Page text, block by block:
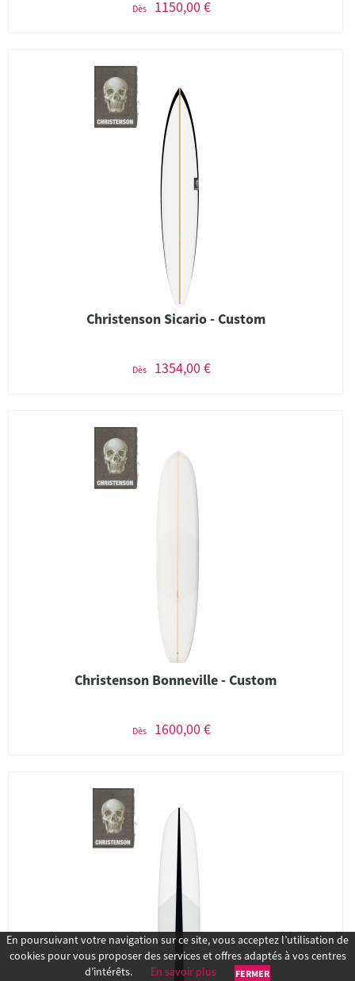
Dès 1150,00 €
Christenson Sicario - Custom
Dès 1354,00 €
Christenson Bonneville - Custom
Dès 1600,00 €
En poursuivant votre navigation sur ce site, vous acceptez l’utilisation de
cookies pour vous proposer des services et offres adaptés à vos centres
d’intérêts.
En savoir plus FERMER